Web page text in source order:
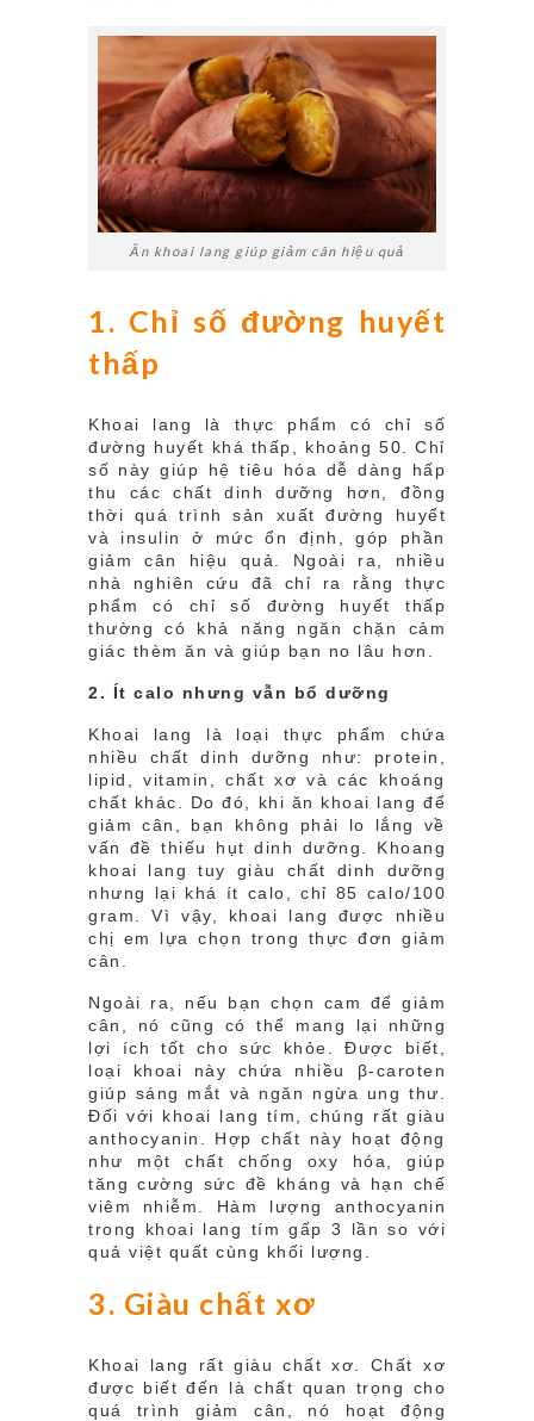
Ăn khoai lang giúp giảm cân hiệu quả
1. Chỉ số đường huyết
thấp
Khoai lang là thực phẩm có chỉ số
đường huyết khá thấp, khoảng 50. Chỉ
số này giúp hệ tiêu hóa dễ dàng hấp
thu các chất dinh dưỡng hơn, đồng
thời quá trình sản xuất đường huyết
và insulin ở mức ổn định, góp phần
giảm cân hiệu quả. Ngoài ra, nhiều
nhà nghiên cứu đã chỉ ra rằng thực
phẩm có chỉ số đường huyết thấp
thường có khả năng ngăn chặn cảm
giác thèm ăn và giúp bạn no lâu hơn.
2. Ít calo nhưng vẫn bổ dưỡng
Khoai lang là loại thực phẩm chứa
nhiều chất dinh dưỡng như: protein,
lipid, vitamin, chất xơ và các khoáng
chất khác. Do đó, khi ăn khoai lang để
giảm cân, bạn không phải lo lắng về
vấn đề thiếu hụt dinh dưỡng. Khoang
khoai lang tuy giàu chất dinh dưỡng
nhưng lại khá ít calo, chỉ 85 calo/100
gram. Vì vậy, khoai lang được nhiều
chị em lựa chọn trong thực đơn giảm
cân.
Ngoài ra, nếu bạn chọn cam để giảm
cân, nó cũng có thể mang lại những
lợi ích tốt cho sức khỏe. Được biết,
loại khoai này chứa nhiều β-caroten
giúp sáng mắt và ngăn ngừa ung thư.
Đối với khoai lang tím, chúng rất giàu
anthocyanin. Hợp chất này hoạt động
như một chất chống oxy hóa, giúp
tăng cường sức đề kháng và hạn chế
viêm nhiễm. Hàm lượng anthocyanin
trong khoai lang tím gấp 3 lần so với
quả việt quất cùng khối lượng.
3. Giàu chất xơ
Khoai lang rất giàu chất xơ. Chất xơ
được biết đến là chất quan trọng cho
quá trình giảm cân, nó hoạt động